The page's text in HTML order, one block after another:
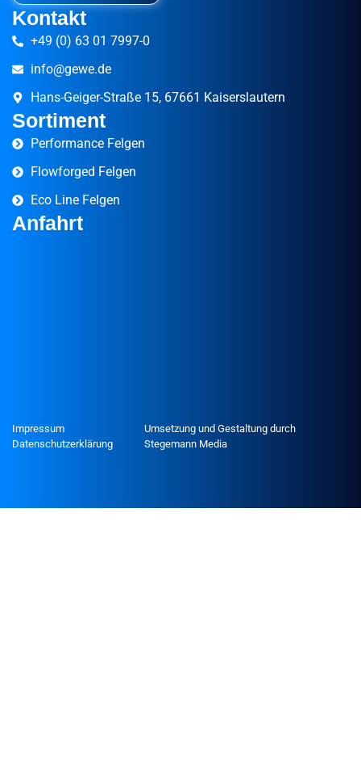
Kontakt
+49 (0) 63 01 7997-0
info@gewe.de
Hans-Geiger-Straße 15, 67661 Kaiserslautern
Sortiment
Performance Felgen
Flowforged Felgen
Eco Line Felgen
Anfahrt
Impressum
Datenschutzerklärung
Umsetzung und Gestaltung durch
Stegemann Media